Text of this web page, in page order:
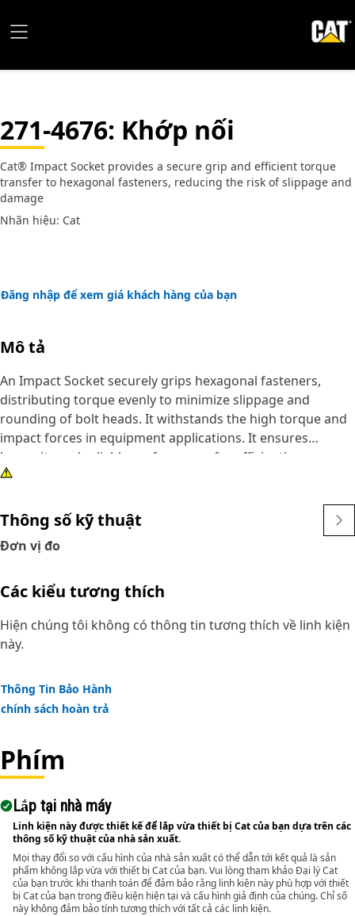
271-4676: Khớp nối
Cat® Impact Socket provides a secure grip and efficient torque
transfer to hexagonal fasteners, reducing the risk of slippage and
damage
Nhãn hiệu: Cat
Đăng nhập để xem giá khách hàng của bạn
Mô tả
An Impact Socket securely grips hexagonal fasteners,
distributing torque evenly to minimize slippage and
rounding of bolt heads. It withstands the high torque and
impact forces in equipment applications. It ensures
longevity and reliable performance for efficiently
tightening and loosening bolts and nuts in the equipment,
Attributes:
• 3/8" drive for compatibility with different impact tools.
conditions.
slippage and damage to fasteners.
• Provided with 6-point deep length for secure grip on
• Black oxide finish offers increased resistance to rust and
corrosion.
An Impact Socket is utilized in the assembly areas of the
equipment, for servicing where high torque and accurate
fit are required for disassembly and reassembly.
Thông số kỹ thuật
Đơn vị đo
Các kiểu tương thích
Hiện chúng tôi không có thông tin tương thích về linh kiện
này.
Thông Tin Bảo Hành
chính sách hoàn trả
Phím
Lắp tại nhà máy
Linh kiện này được thiết kế để lắp vừa thiết bị Cat của bạn dựa trên các
thông số kỹ thuật của nhà sản xuất.
Mọi thay đổi so với cấu hình của nhà sản xuất có thể dẫn tới kết quả là sản
phẩm không lắp vừa với thiết bị Cat của bạn. Vui lòng tham khảo Đại lý Cat
của bạn trước khi thanh toán để đảm bảo rằng linh kiện này phù hợp với thiết
bị Cat của bạn trong điều kiện hiện tại và cấu hình giả định của chúng. Chỉ số
này không đảm bảo tính tương thích với tất cả các linh kiện.